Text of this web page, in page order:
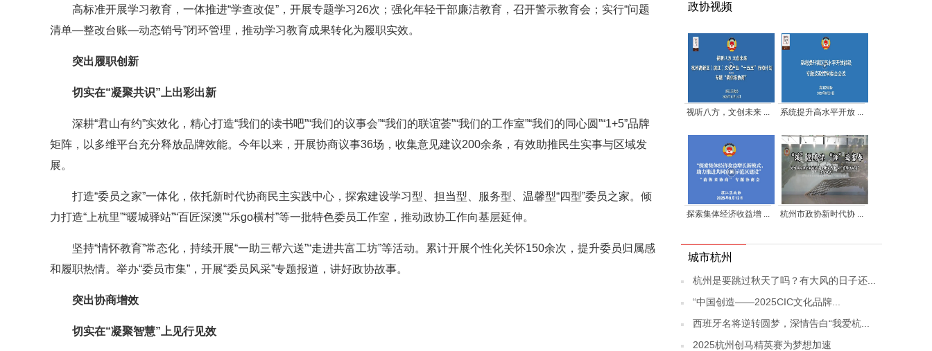
高标准开展学习教育，一体推进“学查改促”，开展专题学习26次；强化年轻干部廉洁教育，召开警示教育会；实行“问题
清单—整改台账—动态销号”闭环管理，推动学习教育成果转化为履职实效。
突出履职创新
切实在“凝聚共识”上出彩出新
深耕“君山有约”实效化，精心打造“我们的读书吧”“我们的议事会”“我们的联谊荟”“我们的工作室”“我们的同心圆”“1+5”品牌
矩阵，以多维平台充分释放品牌效能。今年以来，开展协商议事36场，收集意见建议200余条，有效助推民生实事与区域发
展。
打造“委员之家”一体化，依托新时代协商民主实践中心，探索建设学习型、担当型、服务型、温馨型“四型”委员之家。倾
力打造“上杭里”“暖城驿站”“百匠深澳”“乐go横村”等一批特色委员工作室，推动政协工作向基层延伸。
坚持“情怀教育”常态化，持续开展“一助三帮六送”“走进共富工坊”等活动。累计开展个性化关怀150余次，提升委员归属感
和履职热情。举办“委员市集”，开展“委员风采”专题报道，讲好政协故事。
突出协商增效
切实在“凝聚智慧”上见行见效
政协视频
视听八方，文创未来 ... 系统提升高水平开放 ...
探索集体经济收益增 ... 杭州市政协新时代协 ...
城市杭州
杭州是要跳过秋天了吗？有大风的日子还...
“中国创造——2025CIC文化品牌...
西班牙名将逆转圆梦，深情告白“我爱杭...
2025杭州创马精英赛为梦想加速